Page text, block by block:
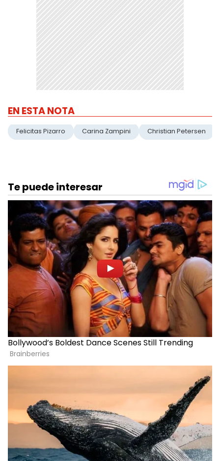
EN ESTA NOTA
Felicitas Pizarro Carina Zampini Christian Petersen